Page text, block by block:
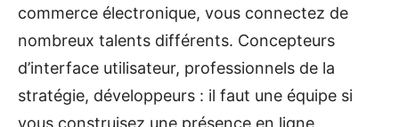
commerce électronique, vous connectez de
nombreux talents différents. Concepteurs
d’interface utilisateur, professionnels de la
stratégie, développeurs : il faut une équipe si
vous construisez une présence en ligne